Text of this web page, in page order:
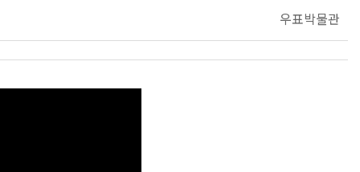
우표박물관